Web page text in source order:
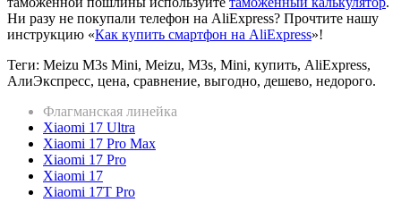
Ни разу не покупали телефон на AliExpress? Прочтите нашу
инструкцию «Как купить смартфон на AliExpress»!
Теги: Meizu M3s Mini, Meizu, M3s, Mini, купить, AliExpress,
АлиЭкспресс, цена, сравнение, выгодно, дешево, недорого.
Флагманская линейка
Xiaomi 17 Ultra
Xiaomi 17 Pro Max
Xiaomi 17 Pro
Xiaomi 17
Xiaomi 17T Pro